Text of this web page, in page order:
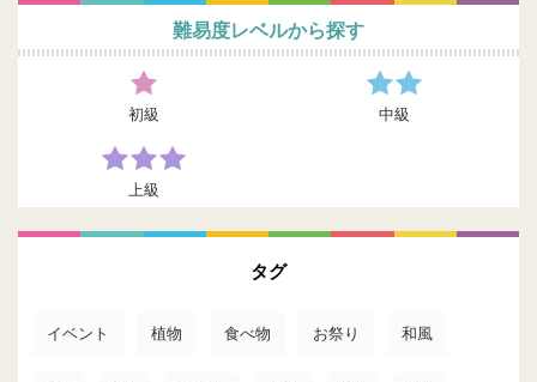
難易度レベルから探す
初級 中級
上級
タグ
イベント 植物 食べ物 お祭り 和風